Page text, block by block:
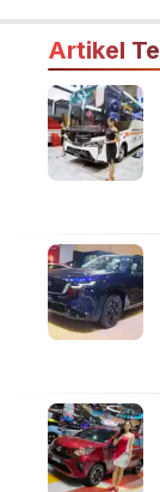
Artikel